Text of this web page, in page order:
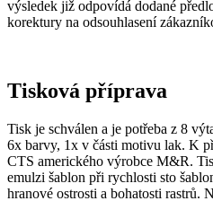
výsledek již odpovídá dodané
korektury na odsouhlasení
Tisková příprava
Tisk je schválen a je potřeba z 8
6x barvy, 1x v části motivu lak. K
CTS amerického výrobce M&R.
emulzi šablon při rychlosti sto
hranové ostrosti a bohatosti rastrů.